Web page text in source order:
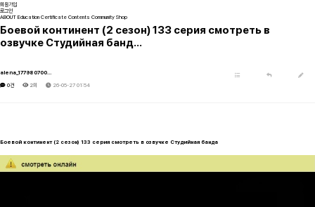
회원가입
로그인
ABOUT Education Certificate Contents Community Shop
Боевой континент (2 сезон) 133 серия смотреть в
озвучке Студийная банд…
alena_177980700…
0건
2회 26-05-27 01:54
Боевой континент (2 сезон) 133 серия смотреть в озвучке Студийная банда